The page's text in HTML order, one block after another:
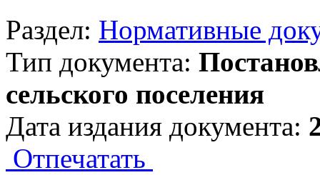
Раздел: Нормативные
Тип документа:
сельского поселения
Дата издания документа:
Отпечатать